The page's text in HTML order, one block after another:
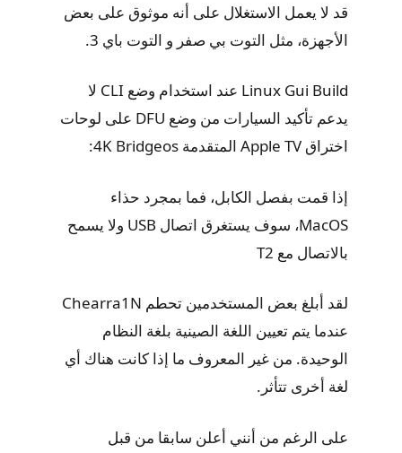
قد لا يعمل الاستغلال على أنه موثوق على بعض
الأجهزة، مثل التوت بي صفر و التوت باي 3.
Linux Gui Build عند استخدام وضع CLI لا
يدعم تأكيد السيارات من وضع DFU على لوحات
اختراق Apple TV المتقدمة 4K Bridgeos:
إذا قمت بفصل الكابل، فما بمجرد حذاء
MacOS، سوف يستغرق اتصال USB ولا يسمح
بالاتصال مع T2
لقد أبلغ بعض المستخدمين تحطم Chearra1N
عندما يتم تعيين اللغة الصينية بلغة النظام
الوحيدة. من غير المعروف ما إذا كانت هناك أي
لغة أخرى تتأثر.
على الرغم من أنني أعلن سابقا من قبل